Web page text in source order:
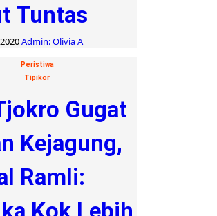
Tuntas
Admin: Olivia A
Peristiwa
Tipikor
Gugat
Kejagung,
Ramli: